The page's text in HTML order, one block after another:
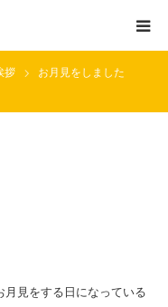
拶
お月見をしました
見をする日になっている